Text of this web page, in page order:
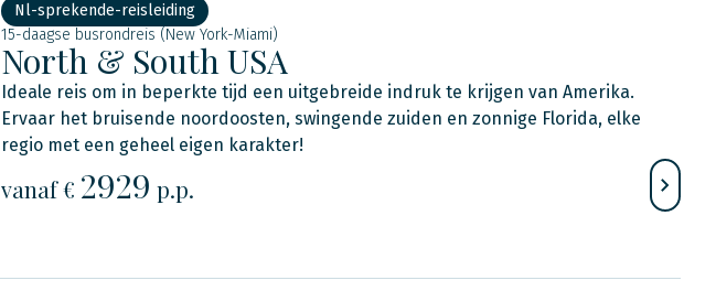
Nl-sprekende-reisleiding
15-daagse busrondreis (New York-Miami)
North & South USA
Ideale reis om in beperkte tijd een uitgebreide indruk te krijgen van Amerika.
Ervaar het bruisende noordoosten, swingende zuiden en zonnige Florida, elke
regio met een geheel eigen karakter!
vanaf € 2929 p.p.